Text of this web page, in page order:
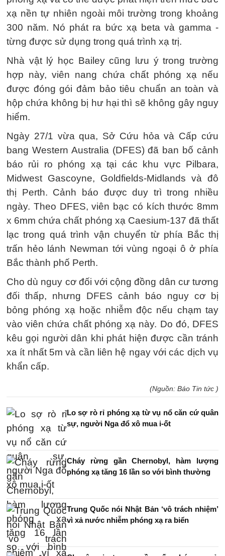
xạ nền tự nhiên ngoài môi trường trong khoảng
300 năm. Nó phát ra bức xạ beta và gamma -
từng được sử dụng trong quá trình xạ trị.
Nhà vật lý học Bailey cũng lưu ý trong trường
hợp này, viên nang chứa chất phóng xạ nếu
được đóng gói đảm bảo tiêu chuẩn an toàn và
hộp chứa không bị hư hại thì sẽ không gây nguy
hiểm.
Ngày 27/1 vừa qua, Sở Cứu hỏa và Cấp cứu
bang Western Australia (DFES) đã ban bố cảnh
báo rủi ro phóng xạ tại các khu vực Pilbara,
Midwest Gascoyne, Goldfields-Midlands và đô
thị Perth. Cảnh báo được duy trì trong nhiều
ngày. Theo DFES, viên bạc có kích thước 8mm
x 6mm chứa chất phóng xạ Caesium-137 đã thất
lạc trong quá trình vận chuyển từ phía Bắc thị
trấn hẻo lánh Newman tới vùng ngoại ô ở phía
Bắc thành phố Perth.
Cho dù nguy cơ đối với cộng đồng dân cư tương
đối thấp, nhưng DFES cảnh báo nguy cơ bị
bỏng phóng xạ hoặc nhiễm độc nếu chạm tay
vào viên chứa chất phóng xạ này. Do đó, DFES
kêu gọi người dân khi phát hiện được cần tránh
xa ít nhất 5m và cần liên hệ ngay với các dịch vụ
khẩn cấp.
(Nguồn: Báo Tin tức )
Lo sợ rò rỉ phóng xạ từ vụ nổ căn cứ quân
sự, người Nga đổ xô mua i-ốt
Cháy rừng gần Chernobyl, hàm lượng
phóng xạ tăng 16 lần so với bình thường
Trung Quốc nói Nhật Bản ‘vô trách nhiệm’
vì xả nước nhiễm phóng xạ ra biển